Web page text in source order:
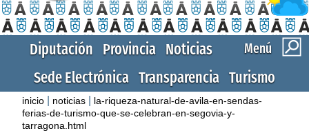
Menú
Diputación Provincia Noticias
Sede Electrónica Transparencia Turismo
inicio noticias
la-riqueza-natural-de-avila-en-sendas-
ferias-de-turismo-que-se-celebran-en-segovia-y-
tarragona.html